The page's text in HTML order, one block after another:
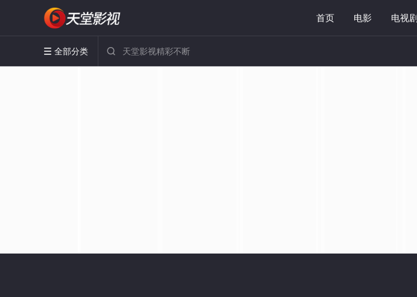
首页 电影 电视剧
 全部分类 